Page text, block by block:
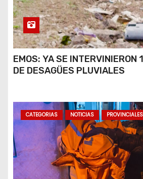
EMOS: YA SE INTERVINIERON
DE DESAGÜES PLUVIALES
CATEGORIAS NOTICIAS PROVINCIALES